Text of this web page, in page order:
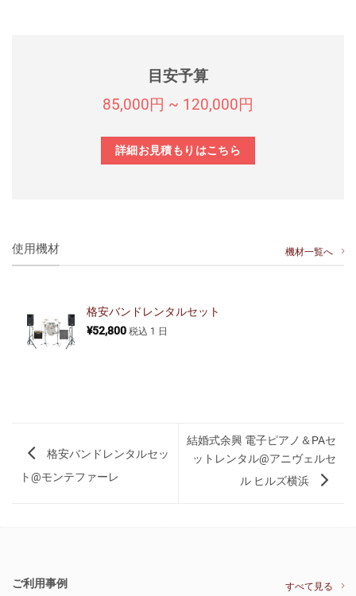
目安予算
85,000円 ~ 120,000円
詳細お見積もりはこちら
使用機材 機材一覧へ
格安バンドレンタルセット
¥52,800 税込 1 日
格安バンドレンタルセッ
ト@モンテファーレ
結婚式余興 電子ピアノ＆PAセ
ットレンタル@アニヴェルセ
ル ヒルズ横浜
ご利用事例 すべて見る